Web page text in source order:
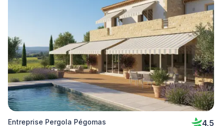
Entreprise Pergola Pégomas 4,5